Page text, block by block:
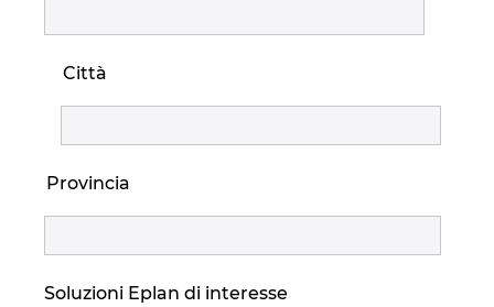
Città
Provincia
Soluzioni Eplan di interesse